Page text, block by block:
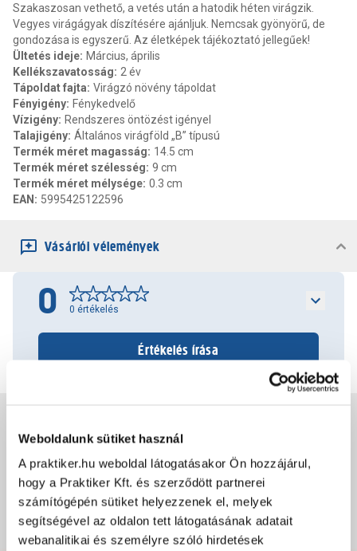
Weboldalunk sütiket használ
A praktiker.hu weboldal látogatásakor Ön hozzájárul,
hogy a Praktiker Kft. és szerződött partnerei
számítógépén sütiket helyezzenek el, melyek
segítségével az oldalon tett látogatásának adatait
webanalitikai és személyre szóló hirdetések
Szakaszosan vethető, a vetés után a hatodik héten virágzik.
Vegyes virágágyak díszítésére ajánljuk. Nemcsak gyönyörű, de
gondozása is egyszerű. Az életképek tájékoztató jellegűek!
Ültetés ideje: Március, április
Kellékszavatosság: 2 év
Tápoldat fajta: Virágzó növény tápoldat
Fényigény: Fénykedvelő
Vízigény: Rendszeres öntözést igényel
Talajigény: Általános virágföld „B” típusú
Termék méret magasság: 14.5 cm
Termék méret szélesség: 9 cm
Termék méret mélysége: 0.3 cm
EAN : 5995425122596
Vásárlói vélemények
0 0 értékelés
Értékelés írása
Csomagolási és súly információk
Dokumentumok, felelős személy